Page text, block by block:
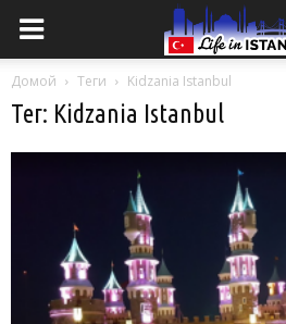
Домой Теги Kidzania Istanbul
Тег: Kidzania Istanbul